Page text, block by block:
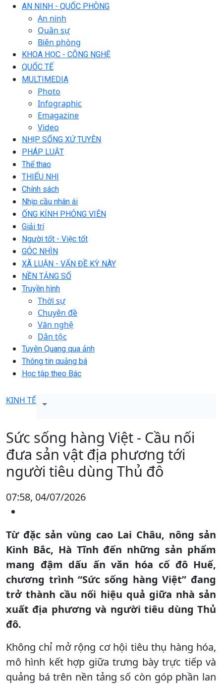
AN NINH - QUỐC PHÒNG
An ninh
Quân sự
Biên phòng
KHOA HỌC - CÔNG NGHỆ
QUỐC TẾ
MULTIMEDIA
Photo
Infographic
Emagazine
Video
NHỊP SỐNG XỨ TUYÊN
PHÁP LUẬT
Thể thao
THIẾU NHI
Chính sách
Nhịp cầu nhân ái
ỐNG KÍNH PHÓNG VIÊN
Giải trí
Người tốt - Việc tốt
GÓC NHÌN
XÃ LUẬN - VẤN ĐỀ KỲ NÀY
NỀN TẢNG SỐ
Truyền hình
Thời sự
Chuyên đề
Văn nghệ
Dân tộc
Tuyên Quang qua ảnh
Thông tin quảng bá
Học tập theo Bác
KINH TẾ
Sức sống hàng Việt - Cầu nối
đưa sản vật địa phương tới
người tiêu dùng Thủ đô
07:58, 04/07/2026
Từ đặc sản vùng cao Lai Châu, nông sản
Kinh Bắc, Hà Tĩnh đến những sản phẩm
mang đậm dấu ấn văn hóa cố đô Huế,
chương trình “Sức sống hàng Việt” đang
trở thành cầu nối hiệu quả giữa nhà sản
xuất địa phương và người tiêu dùng Thủ
đô.
Không chỉ mở rộng cơ hội tiêu thụ hàng hóa,
mô hình kết hợp giữa trưng bày trực tiếp và
quảng bá trên nền tảng số còn góp phần lan